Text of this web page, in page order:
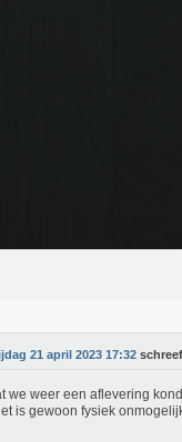
21 april 2023 17:32 schreef
we weer een aflevering
is gewoon fysiek